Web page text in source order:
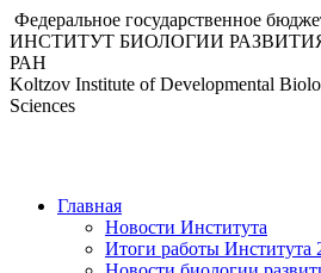
Федеральное государственное
ИНСТИТУТ БИОЛОГИИ РАЗВИТИЯ
РАН
Koltzov Institute of Developmental
Sciences
Главная
Новости Института
Итоги работы Института